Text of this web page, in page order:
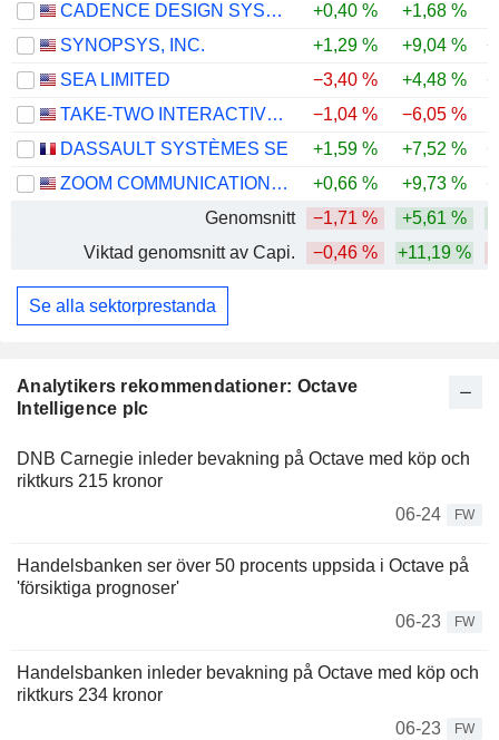
Analytikers rekommendationer: Octave
Intelligence plc
DNB Carnegie inleder bevakning på Octave med köp och
riktkurs 215 kronor
06-24
FW
Handelsbanken ser över 50 procents uppsida i Octave på
'försiktiga prognoser'
06-23
FW
Handelsbanken inleder bevakning på Octave med köp och
riktkurs 234 kronor
06-23
FW
CADENCE DESIGN SYSTEMS, INC.
+0,40 % +1,68 %
SYNOPSYS, INC.
+1,29 % +9,04 %
SEA LIMITED
−3,40 % +4,48 %
TAKE-TWO INTERACTIVE SOFTWARE, INC.
−1,04 % −6,05 %
DASSAULT SYSTÈMES SE
+1,59 % +7,52 %
ZOOM COMMUNICATIONS, INC.
+0,66 % +9,73 %
Genomsnitt
−1,71 % +5,61 %
Viktad genomsnitt av Capi.
−0,46 % +11,19 %
Se alla sektorprestanda